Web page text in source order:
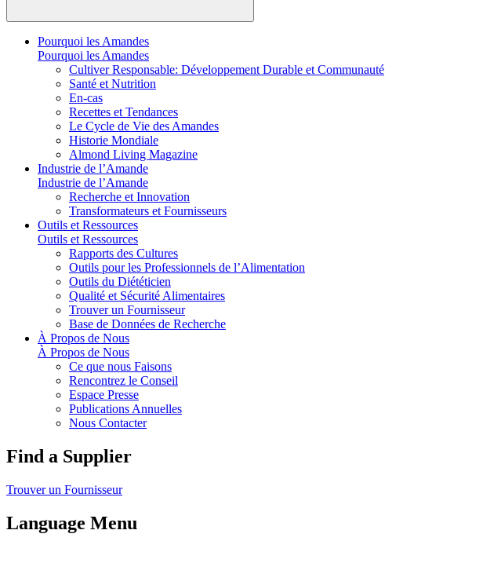
Pourquoi les Amandes
Pourquoi les Amandes
Cultiver Responsable: Développement Durable et Communauté
Santé et Nutrition
En-cas
Recettes et Tendances
Le Cycle de Vie des Amandes
Historie Mondiale
Almond Living Magazine
Industrie de l’Amande
Industrie de l’Amande
Recherche et Innovation
Transformateurs et Fournisseurs
Outils et Ressources
Outils et Ressources
Rapports des Cultures
Outils pour les Professionnels de l’Alimentation
Outils du Diététicien
Qualité et Sécurité Alimentaires
Trouver un Fournisseur
Base de Données de Recherche
À Propos de Nous
À Propos de Nous
Ce que nous Faisons
Rencontrez le Conseil
Espace Presse
Publications Annuelles
Nous Contacter
Find a Supplier
Trouver un Fournisseur
Language Menu